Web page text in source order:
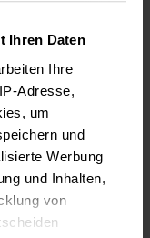
Ihren Daten
Ihre
Adresse,
um
und
Werbung
und Inhalten,
von
nur im Neubau.
können
bestimmte
wenn
Deshalb empfiehlt
energetisch zu